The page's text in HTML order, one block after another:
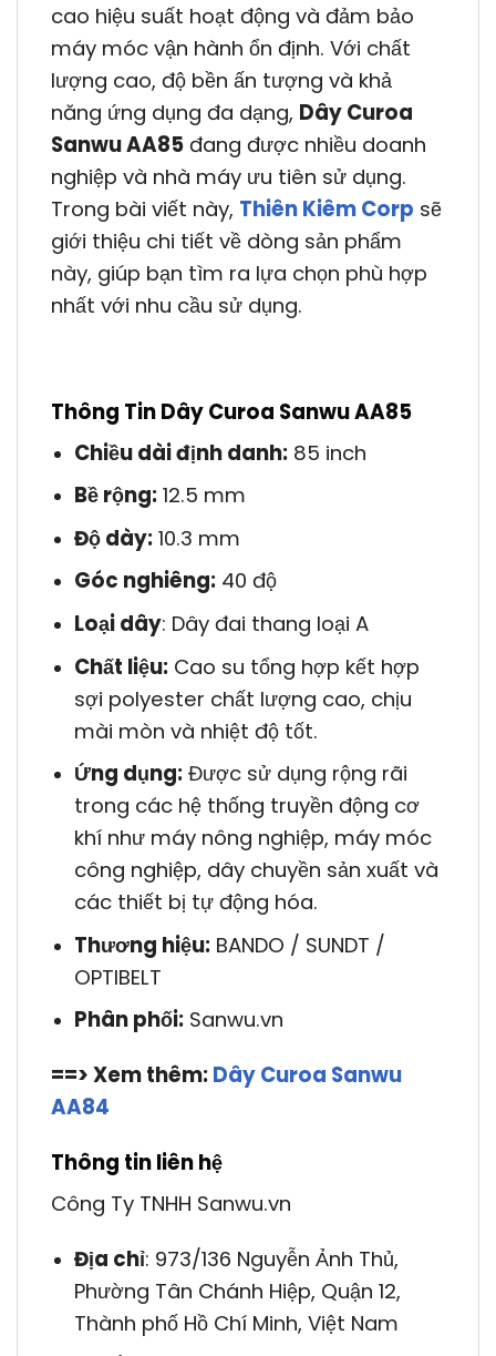
cao hiệu suất hoạt động và đảm bảo
máy móc vận hành ổn định. Với chất
lượng cao, độ bền ấn tượng và khả
năng ứng dụng đa dạng, Dây Curoa
Sanwu AA85 đang được nhiều doanh
nghiệp và nhà máy ưu tiên sử dụng.
Trong bài viết này, Thiên Kiêm Corp sẽ
giới thiệu chi tiết về dòng sản phẩm
này, giúp bạn tìm ra lựa chọn phù hợp
nhất với nhu cầu sử dụng.
Thông Tin Dây Curoa Sanwu AA85
Chiều dài định danh:85 inch
Bề rộng:12.5 mm
Độ dày:10.3 mm
Góc nghiêng:40 độ
Loại dây: Dây đai thang loại A
Chất liệu:Cao su tổng hợp kết hợp
sợi polyester chất lượng cao, chịu
mài mòn và nhiệt độ tốt.
Ứng dụng:Được sử dụng rộng rãi
trong các hệ thống truyền động cơ
khí như máy nông nghiệp, máy móc
công nghiệp, dây chuyền sản xuất và
các thiết bị tự động hóa.
Thương hiệu:BANDO / SUNDT /
OPTIBELT
Phân phối:Sanwu.vn
==> Xem thêm: Dây Curoa Sanwu
AA84
Thông tin liên hệ
Công Ty TNHH Sanwu.vn
Địa chỉ: 973/136 Nguyễn Ảnh Thủ,
Phường Tân Chánh Hiệp, Quận 12,
Thành phố Hồ Chí Minh, Việt Nam